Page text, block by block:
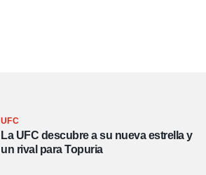
UFC
La UFC descubre a su nueva estrella y
un rival para Topuria